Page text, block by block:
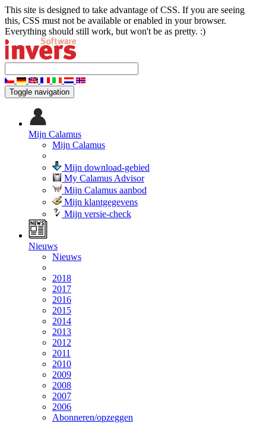
This site is designed to take advantage of CSS. If you are seeing
this, CSS must not be available or enabled in your browser.
Everything should still work, but won't be as pretty. :)
Toggle navigation
Mijn Calamus
Mijn Calamus
Mijn download-gebied
My Calamus Advisor
Mijn Calamus aanbod
Mijn klantgegevens
Mijn versie-check
Nieuws
Nieuws
2018
2017
2016
2015
2014
2013
2012
2011
2010
2009
2008
2007
2006
Abonneren/opzeggen